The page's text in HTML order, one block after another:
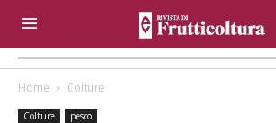
Home Colture
Colture pesco